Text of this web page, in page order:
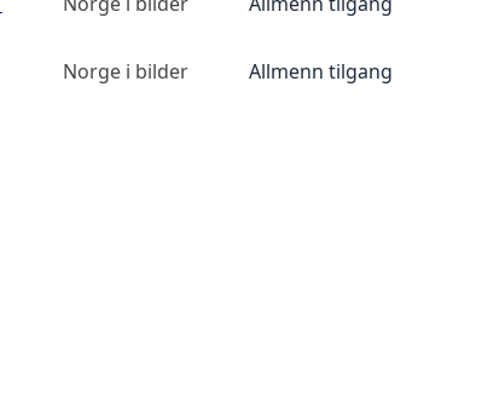
Norge i bilder Allmenn tilgang